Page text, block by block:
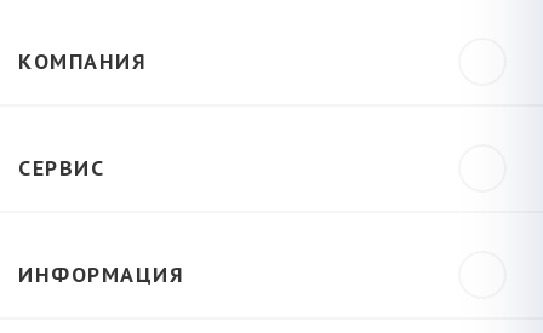
КОМПАНИЯ
СЕРВИС
ИНФОРМАЦИЯ